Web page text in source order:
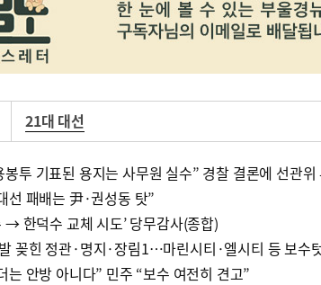
21대 대선
선 패배는 尹·권성동 탓”
→ 한덕수 교체 시도’ 당무감사(종합)
꽂힌 정관·명지·장림1…마린시티·엘시티 등 보수
는 안방 아니다” 민주 “보수 여전히 견고”